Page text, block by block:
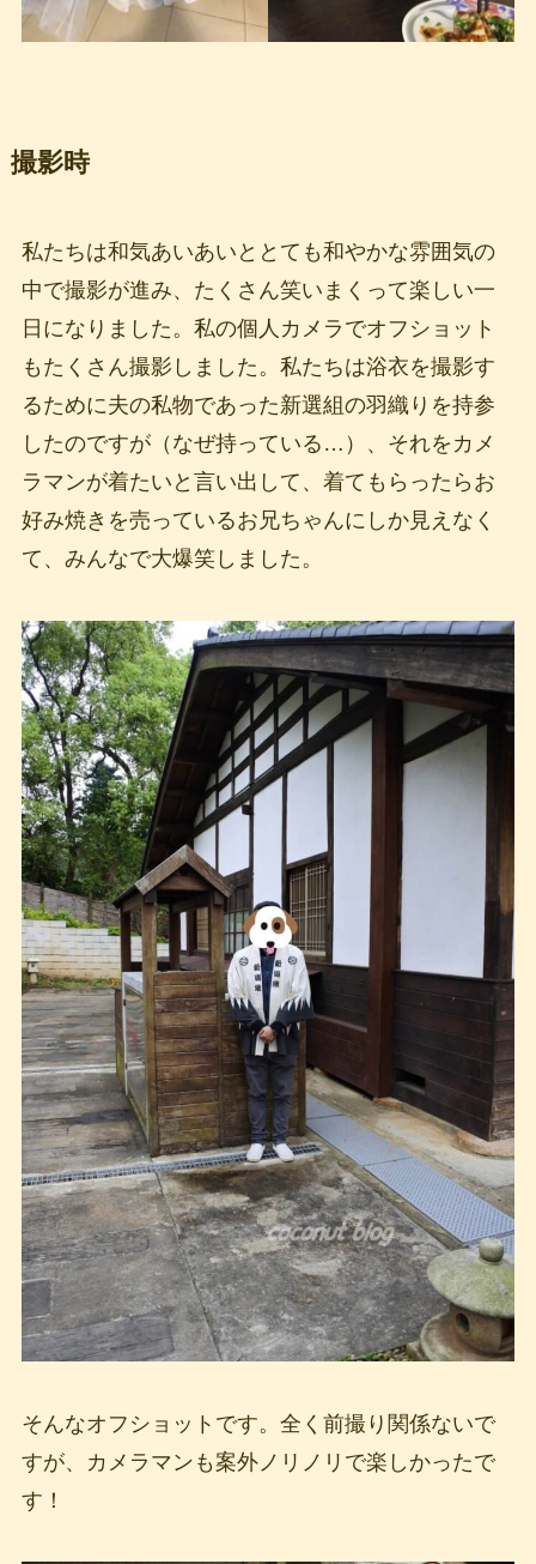
撮影時
私たちは和気あいあいととても和やかな雰囲気の
中で撮影が進み、たくさん笑いまくって楽しい一
日になりました。私の個人カメラでオフショット
もたくさん撮影しました。私たちは浴衣を撮影す
るために夫の私物であった新選組の羽織りを持参
したのですが（なぜ持っている…）、それをカメ
ラマンが着たいと言い出して、着てもらったらお
好み焼きを売っているお兄ちゃんにしか見えなく
て、みんなで大爆笑しました。
そんなオフショットです。全く前撮り関係ないで
すが、カメラマンも案外ノリノリで楽しかったで
す！